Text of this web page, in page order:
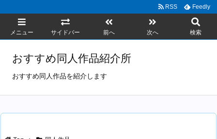
メニュー サイドバー 前へ 次へ 検索
RSS Feedly
おすすめ同人作品紹介所
おすすめ同人作品を紹介します